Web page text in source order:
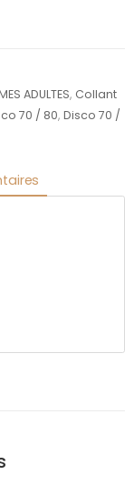
ADULTES, Collant
70 / 80, Disco 70 /